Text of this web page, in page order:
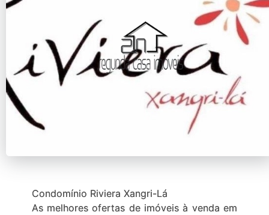
Condomínio Riviera Xangri-Lá
As melhores ofertas de imóveis à venda em